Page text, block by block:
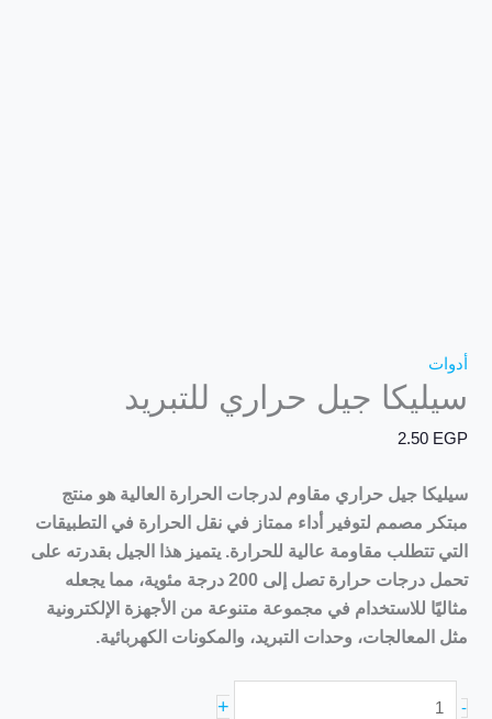
أدوات
سيليكا جيل حراري للتبريد
2.50 EGP
سيليكا جيل حراري مقاوم لدرجات الحرارة العالية هو منتج
مبتكر مصمم لتوفير أداء ممتاز في نقل الحرارة في التطبيقات
التي تتطلب مقاومة عالية للحرارة. يتميز هذا الجيل بقدرته على
تحمل درجات حرارة تصل إلى 200 درجة مئوية، مما يجعله
مثاليًا للاستخدام في مجموعة متنوعة من الأجهزة الإلكترونية
مثل المعالجات، وحدات التبريد، والمكونات الكهربائية.
-
+